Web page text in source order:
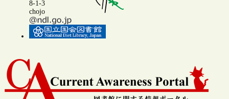
8-1-3
chojo